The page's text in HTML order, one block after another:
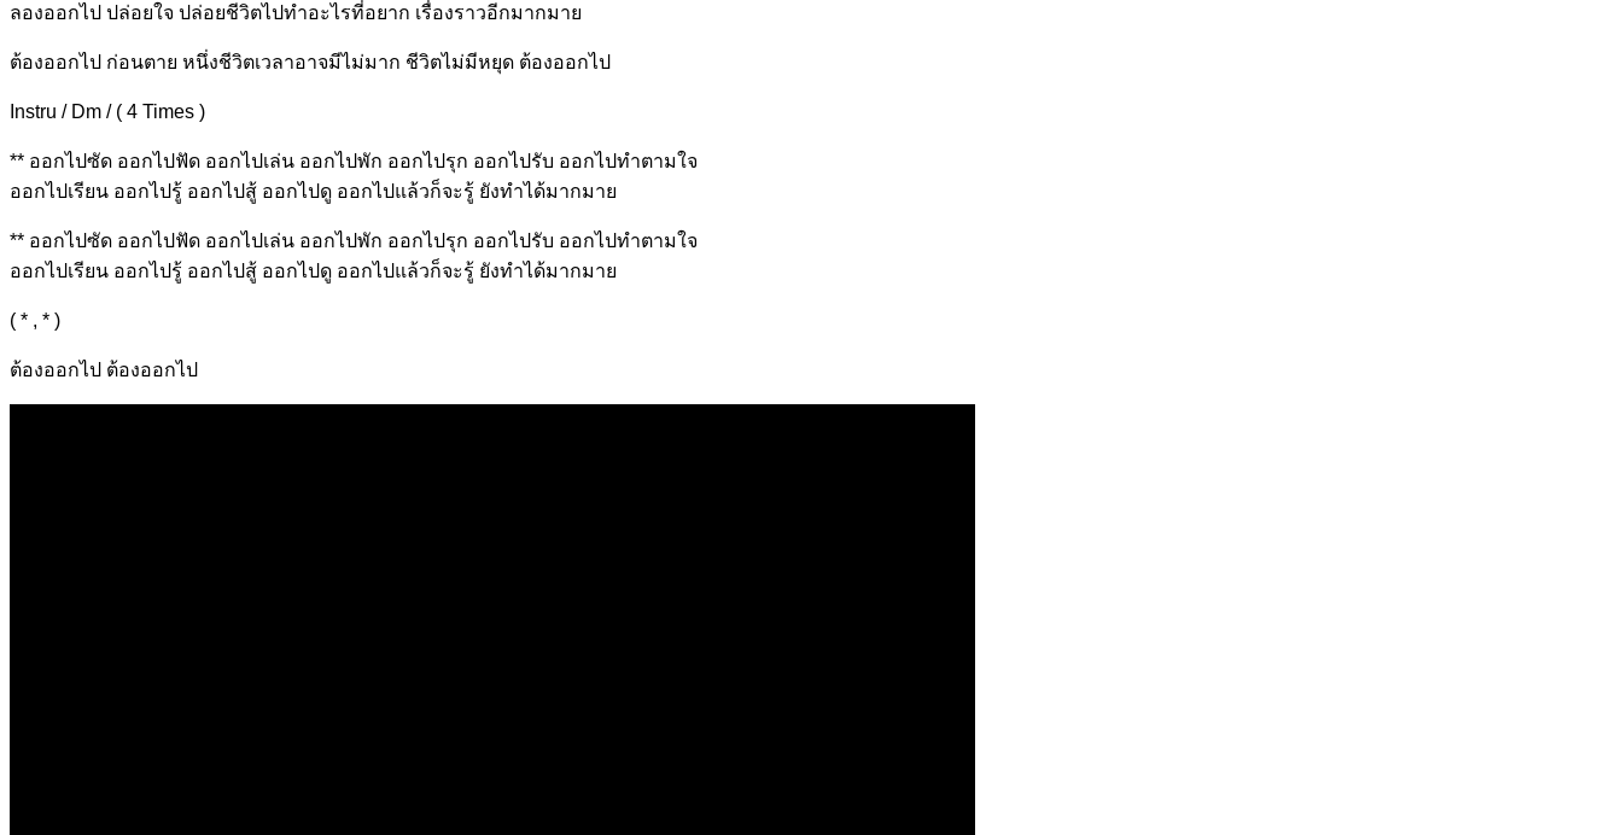
ลองออกไป ปล่อยใจ ปล่อยชีวิตไปทำอะไรที่อยาก เรื่องราวอีกมากมาย
ต้องออกไป ก่อนตาย หนึ่งชีวิตเวลาอาจมีไม่มาก ชีวิตไม่มีหยุด ต้องออกไป
Instru / Dm / ( 4 Times )
** ออกไปซัด ออกไปฟัด ออกไปเล่น ออกไปพัก ออกไปรุก ออกไปรับ ออกไปทำตามใจ
ออกไปเรียน ออกไปรู้ ออกไปสู้ ออกไปดู ออกไปแล้วก็จะรู้ ยังทำได้มากมาย
** ออกไปซัด ออกไปฟัด ออกไปเล่น ออกไปพัก ออกไปรุก ออกไปรับ ออกไปทำตามใจ
ออกไปเรียน ออกไปรู้ ออกไปสู้ ออกไปดู ออกไปแล้วก็จะรู้ ยังทำได้มากมาย
( * , * )
ต้องออกไป ต้องออกไป